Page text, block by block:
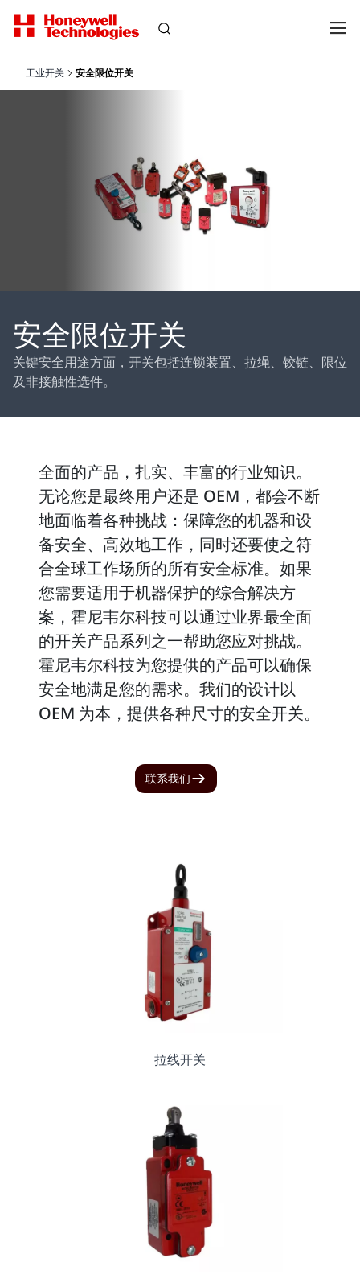
工业开关 安全限位开关
安全限位开关
关键安全用途方面，开关包括连锁装置、拉绳、铰链、限位
及非接触性选件。
全面的产品，扎实、丰富的行业知识。
无论您是最终用户还是 OEM，都会不断
地面临着各种挑战：保障您的机器和设
备安全、高效地工作，同时还要使之符
合全球工作场所的所有安全标准。如果
您需要适用于机器保护的综合解决方
案，霍尼韦尔科技可以通过业界最全面
的开关产品系列之一帮助您应对挑战。
霍尼韦尔科技为您提供的产品可以确保
安全地满足您的需求。我们的设计以
OEM 为本，提供各种尺寸的安全开关。
联系我们
拉线开关